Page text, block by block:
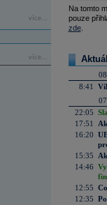
více...
více...
Na tomto
pouze
zde.
8:41
22:05
17:51
16:20
15:35
14:46
12:55
12:35